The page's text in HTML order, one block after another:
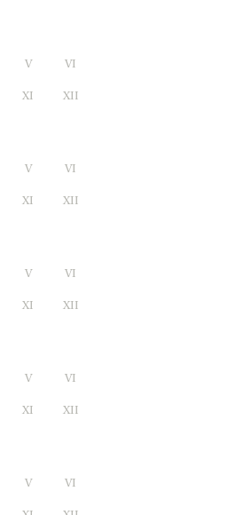
V VI
XI XII
V VI
XI XII
V VI
XI XII
V VI
XI XII
V VI